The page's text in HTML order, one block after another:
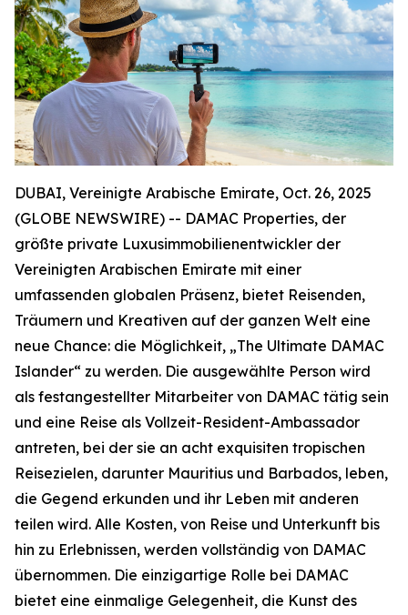
DUBAI, Vereinigte Arabische Emirate, Oct. 26, 2025
(GLOBE NEWSWIRE) -- DAMAC Properties, der
größte private Luxusimmobilienentwickler der
Vereinigten Arabischen Emirate mit einer
umfassenden globalen Präsenz, bietet Reisenden,
Träumern und Kreativen auf der ganzen Welt eine
neue Chance: die Möglichkeit, „The Ultimate DAMAC
Islander“ zu werden. Die ausgewählte Person wird
als festangestellter Mitarbeiter von DAMAC tätig sein
und eine Reise als Vollzeit-Resident-Ambassador
antreten, bei der sie an acht exquisiten tropischen
Reisezielen, darunter Mauritius und Barbados, leben,
die Gegend erkunden und ihr Leben mit anderen
teilen wird. Alle Kosten, von Reise und Unterkunft bis
hin zu Erlebnissen, werden vollständig von DAMAC
übernommen. Die einzigartige Rolle bei DAMAC
bietet eine einmalige Gelegenheit, die Kunst des